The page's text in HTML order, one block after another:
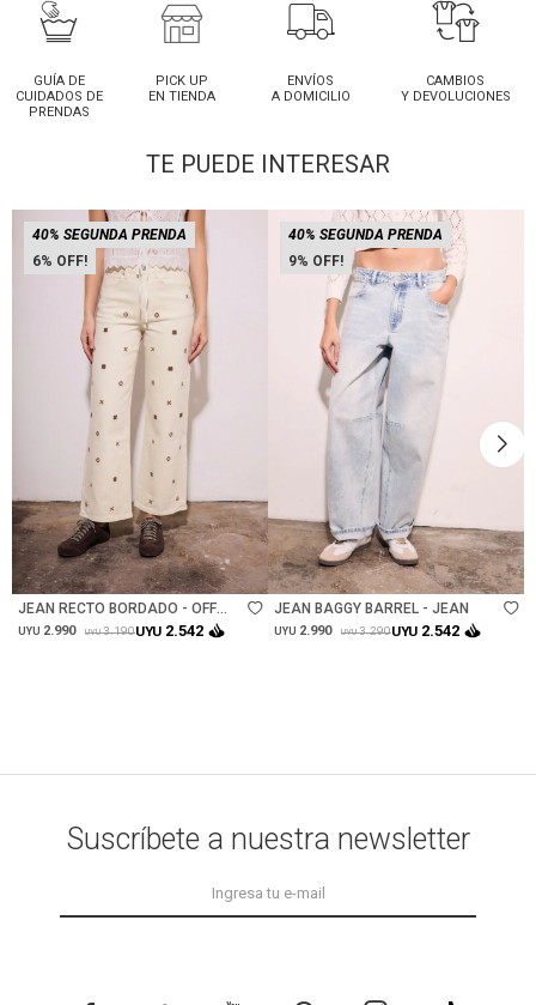
GUÍA DE
CUIDADOS DE
PRENDAS
PICK UP
EN TIENDA
ENVÍOS
A DOMICILIO
CAMBIOS
Y DEVOLUCIONES
TE PUEDE INTERESAR
6
40% SEGUNDA PRENDA
Talle
JEAN RECTO BORDADO - OFF
WHITE
UYU 2.990 UYU 3.190UYU 2.542
9
40% SEGUNDA PRENDA
Talle
JEAN BAGGY BARREL - JEAN
UYU 2.990 UYU 3.290UYU 2.542
Suscríbete a nuestra newsletter